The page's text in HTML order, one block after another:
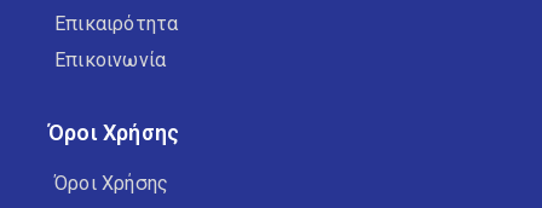
Επικαιρότητα
Επικοινωνία
Όροι Χρήσης
Όροι Χρήσης